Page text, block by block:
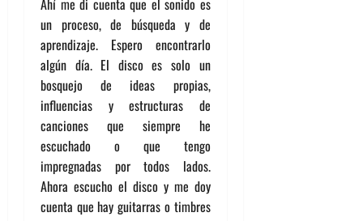
Ahí me di cuenta que el sonido es
un proceso, de búsqueda y de
aprendizaje. Espero encontrarlo
algún día. El disco es solo un
bosquejo de ideas propias,
influencias y estructuras de
canciones que siempre he
escuchado o que tengo
impregnadas por todos lados.
Ahora escucho el disco y me doy
cuenta que hay guitarras o timbres